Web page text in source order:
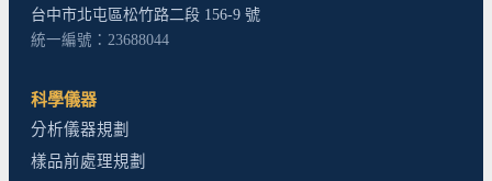
台中市北屯區松竹路二段 156-9 號
統一編號：23688044
科學儀器
分析儀器規劃
樣品前處理規劃